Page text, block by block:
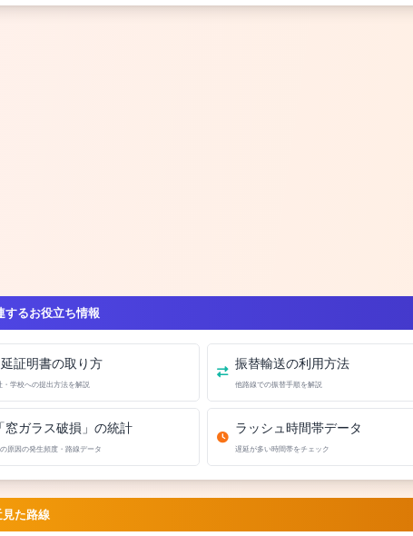
するお役立ち情報
証明書の取り方
・学校への提出方法を解説
振替輸送の利用方法
他路線での振替手順を解説
窓ガラス破損」の統計
原因の発生頻度・路線データ
ラッシュ時間帯データ
遅延が多い時間帯をチェック
た路線